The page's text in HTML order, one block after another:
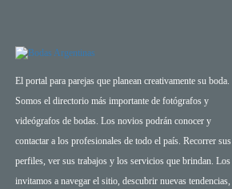
El portal para parejas que planean creativamente su boda.
Somos el directorio más importante de fotógrafos y
videógrafos de bodas. Los novios podrán conocer y
contactar a los profesionales de todo el país. Recorrer sus
perfiles, ver sus trabajos y los servicios que brindan. Los
invitamos a navegar el sitio, descubrir nuevas tendencias,